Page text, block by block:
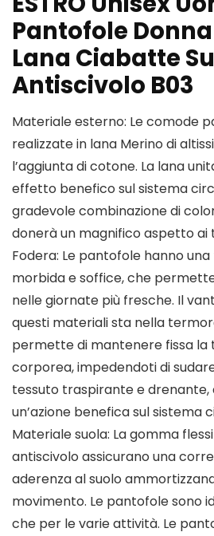
Pantofole
Lana Ciabatte
Antiscivolo B03
Materiale esterno: Le comode
realizzate in lana Merino di
l’aggiunta di cotone. La lana
effetto benefico sul sistema
gradevole combinazione di
donerà un magnifico aspetto ai
Fodera: Le pantofole hanno
morbida e soffice, che
nelle giornate più fresche. Il
questi materiali sta nella
permette di mantenere fissa
corporea, impedendoti di
tessuto traspirante e drenante,
un’azione benefica sul sistema
Materiale suola: La gomma
antiscivolo assicurano una
aderenza al suolo
movimento. Le pantofole sono
che per le varie attività. Le